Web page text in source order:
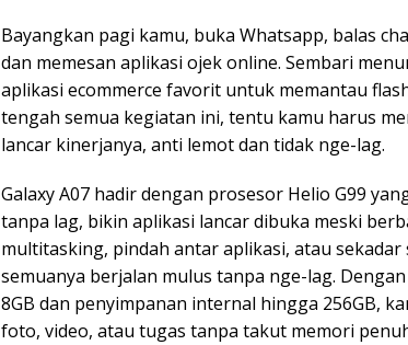
Bayangkan pagi kamu, buka Whatsapp, balas
dan memesan aplikasi ojek online. Sembari
aplikasi ecommerce favorit untuk memantau
tengah semua kegiatan ini, tentu kamu harus
lancar kinerjanya, anti lemot dan tidak nge-lag.
Galaxy A07 hadir dengan prosesor Helio G99
tanpa lag, bikin aplikasi lancar dibuka meski
multitasking, pindah antar aplikasi, atau sekadar
semuanya berjalan mulus tanpa nge-lag.
8GB dan penyimpanan internal hingga 256GB,
foto, video, atau tugas tanpa takut memori